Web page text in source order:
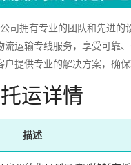
拥有专业的团队和先进的
运输专线服务，享受可靠
提供专业的解决方案，确保
运详情
描述